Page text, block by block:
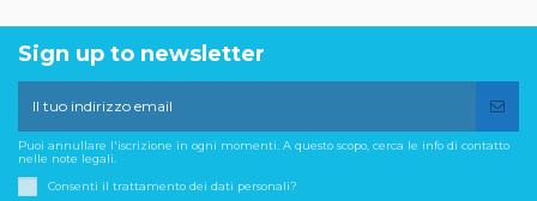
Sign up to newsletter
Puoi annullare l'iscrizione in ogni momenti. A questo scopo, cerca le info di contatto
nelle note legali.
Consenti il trattamento dei dati personali?